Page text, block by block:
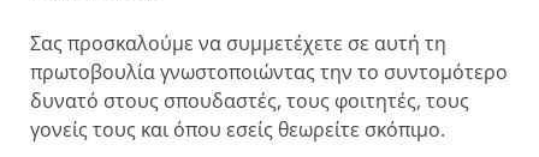
Σας προσκαλούμε να συμμετέχετε σε αυτή τη
πρωτοβουλία γνωστοποιώντας την το συντομότερο
δυνατό στους σπουδαστές, τους φοιτητές, τους
γονείς τους και όπου εσείς θεωρείτε σκόπιμο.